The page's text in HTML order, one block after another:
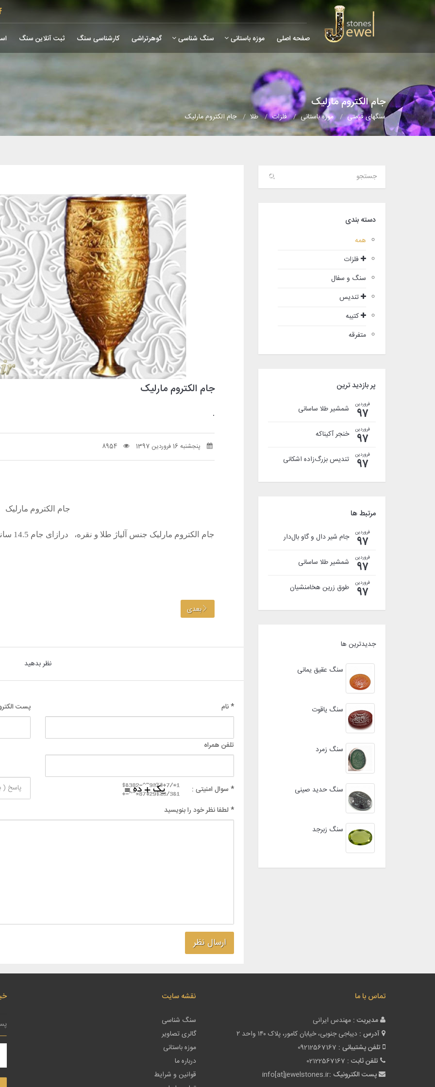
صفحه اصلی موزه باستانی سنگ شناسی گوهرتراشی کارشناسی سنگ ثبت آنلاین سنگ
جام الکتروم مارلیک
سنگهای قیمتی موزه باستانی فلزات طلا جام الکتروم مارلیک
دسته بندی
همه
فلزات
سنگ و سفال
تندیس
کتیبه
متفرقه
پر بازدید ترین
فروردین
97 شمشیر طلا ساسانی
فروردین
97 خنجر آکیناکه
فروردین
97 تندیس بزرگ‌زاده اشکانی
مرتبط ها
فروردین
97 جام شیر دال و گاو بال‌دار
فروردین
97 شمشیر طلا ساسانی
فروردین
97 طوق زرین هخامنشیان
جدیدترین ها
سنگ عقیق یمانی
سنگ یاقوت
سنگ زمرد
سنگ حدید صینی
سنگ زبرجد
جام الکتروم مارلیک
.
پنجشنبه 16 فروردین 1397 8954
جام الکتروم مارلیک
جام الکتروم مارلیک جنس آلیاژ طلا و نقره، درازای جام 14.5 سانتی متر، قطر جام 6 سانتی متر
بعدی
نظر بدهید
* نام پست
تلفن همراه
* سوال امنیتی :
* لطفا نظر خود را بنویسید
تماس با ما
مدیریت : مهندس ایرانی
آدرس : دیباجی جنوبی، خیابان کامور، پلاک ۱۴۰ واحد ۲
تلفن پشتیبانی : 09212567167
تلفن ثابت : 02122567167
پست الکترونیک :info[at]jewelstones.ir
نقشه سایت
سنگ شناسی
گالری تصاویر
موزه باستانی
درباره ما
قوانین و شرایط